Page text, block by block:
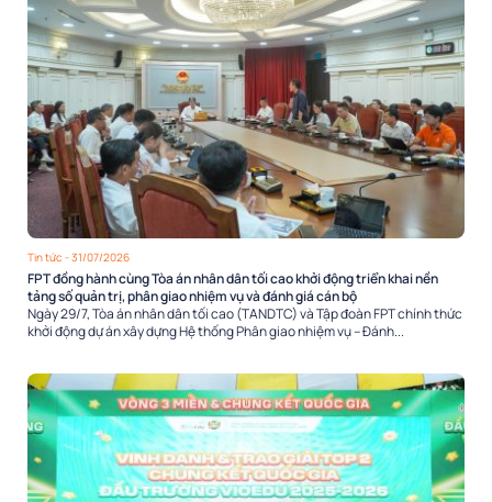
Tin tức - 31/07/2026
FPT đồng hành cùng Tòa án nhân dân tối cao khởi động triển khai nền
tảng số quản trị, phân giao nhiệm vụ và đánh giá cán bộ
Ngày 29/7, Tòa án nhân dân tối cao (TANDTC) và Tập đoàn FPT chính thức
khởi động dự án xây dựng Hệ thống Phân giao nhiệm vụ – Đánh...